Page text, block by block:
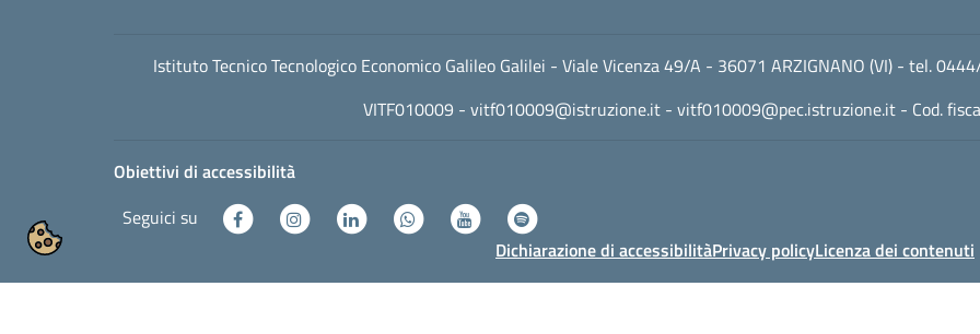
Istituto Tecnico Tecnologico Economico Galileo Galilei - Viale Vicenza 49/A - 36071 ARZIGNANO (VI) - tel.
VITF010009 - vitf010009@istruzione.it - vitf010009@pec.istruzione.it - Cod.
Obiettivi di accessibilità
Seguici su
Dichiarazione di accessibilitàPrivacy policyLicenza dei contenuti